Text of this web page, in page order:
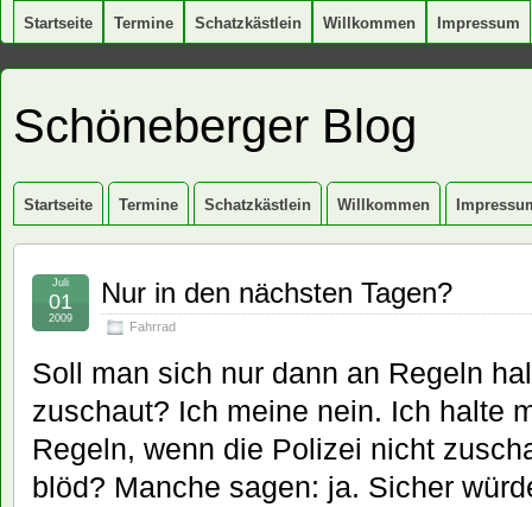
Startseite Termine Schatzkästlein Willkommen Impressum
Schöneberger Blog
Startseite Termine Schatzkästlein Willkommen
Nur in den nächsten Tagen?
Fahrrad
Juli
01
2009
Soll man sich nur dann an Regeln
zuschaut? Ich meine nein. Ich halte
Regeln, wenn die Polizei nicht
blöd? Manche sagen: ja. Sicher